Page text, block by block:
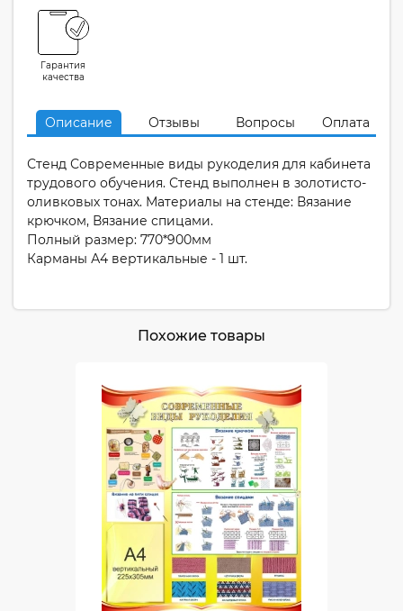
Гарантия
качества
Описание Отзывы Вопросы Оплата
Стенд Современные виды рукоделия для кабинета
трудового обучения. Стенд выполнен в золотисто-
оливковых тонах. Материалы на стенде: Вязание
крючком, Вязание спицами.
Полный размер: 770*900мм
Карманы А4 вертикальные - 1 шт.
Похожие товары